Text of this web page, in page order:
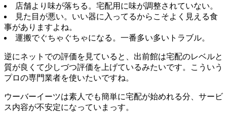
店舗より味が落ちる。宅配用に味が調整されていない。
見た目が悪い。いい器に入ってるからこそよく見える食
事がありますよね。
運搬でぐちゃぐちゃになる。一番多い多いトラブル。
逆にネットでの評価を見ていると、出前館は宅配のレベルと
質が良くて少しづつ評価を上げているみたいです。こういう
プロの専門業者を使いたいですね。
ウーバーイーツは素人でも簡単に宅配が始めれる分、サービ
ス内容が不安定になっていまっす。